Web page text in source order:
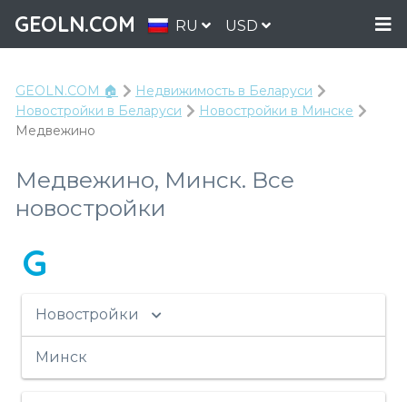
GEOLN.COM RU USD
GEOLN.COM 🏠
Недвижимость в Беларуси
Новостройки в Беларуси
Новостройки в Минске
Медвежино
Медвежино, Минск. Все
новостройки
G
Новостройки
Минск